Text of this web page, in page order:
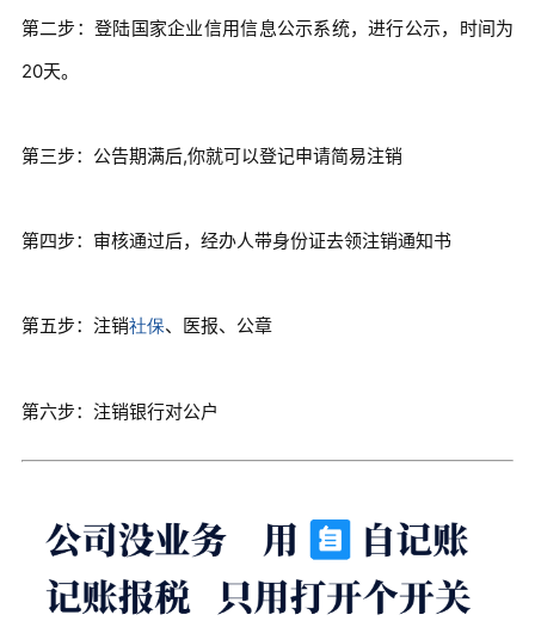
第二步：登陆国家企业信用信息公示系统，进行公示，时间为
20天。
第三步：公告期满后,你就可以登记申请简易注销
第四步：审核通过后，经办人带身份证去领注销通知书
第五步：注销社保、医报、公章
第六步：注销银行对公户